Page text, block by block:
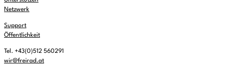
Netzwerk
Support
Öffentlichkeit
Tel. +43(0)512 560291
wir@freirad.at